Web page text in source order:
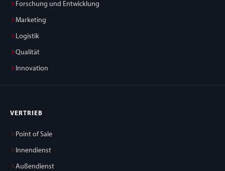
Forschung und Entwicklung
Marketing
Logistik
Qualität
Innovation
VERTRIEB
Point of Sale
Innendienst
Außendienst